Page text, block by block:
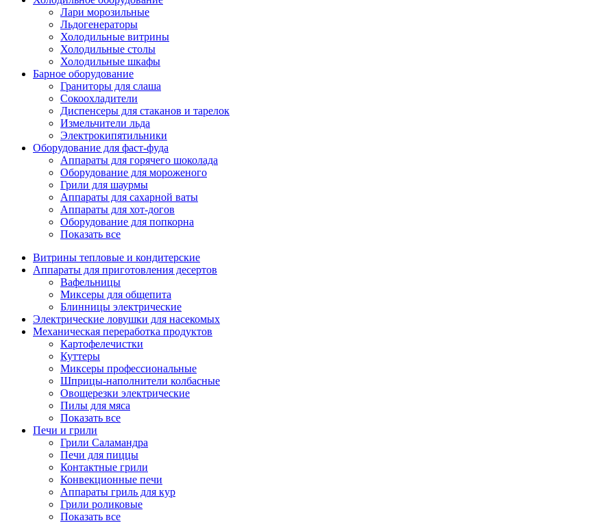
Лари морозильные
Льдогенераторы
Холодильные витрины
Холодильные столы
Холодильные шкафы
Барное оборудование
Граниторы для слаша
Сокоохладители
Диспенсеры для стаканов и тарелок
Измельчители льда
Электрокипятильники
Оборудование для фаст-фуда
Аппараты для горячего шоколада
Оборудование для мороженого
Грили для шаурмы
Аппараты для сахарной ваты
Аппараты для хот-догов
Оборудование для попкорна
Показать все
Витрины тепловые и кондитерские
Аппараты для приготовления десертов
Вафельницы
Миксеры для общепита
Блинницы электрические
Электрические ловушки для насекомых
Механическая переработка продуктов
Картофелечистки
Куттеры
Миксеры профессиональные
Шприцы-наполнители колбасные
Овощерезки электрические
Пилы для мяса
Показать все
Печи и грили
Грили Саламандра
Печи для пиццы
Контактные грили
Конвекционные печи
Аппараты гриль для кур
Грили роликовые
Показать все